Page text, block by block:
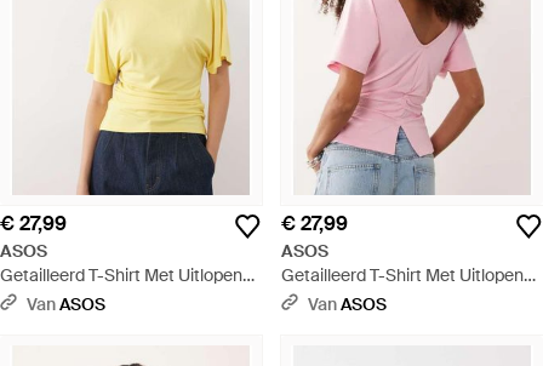
€ 27,99
ASOS
Getailleerd T-Shirt Met Uitlopende
Mouwen En V-Detail Aan De
VanASOS
€ 27,99
ASOS
Getailleerd T-Shirt Met Uitlopende
Mouwen En V-Detail Aan De
VanASOS